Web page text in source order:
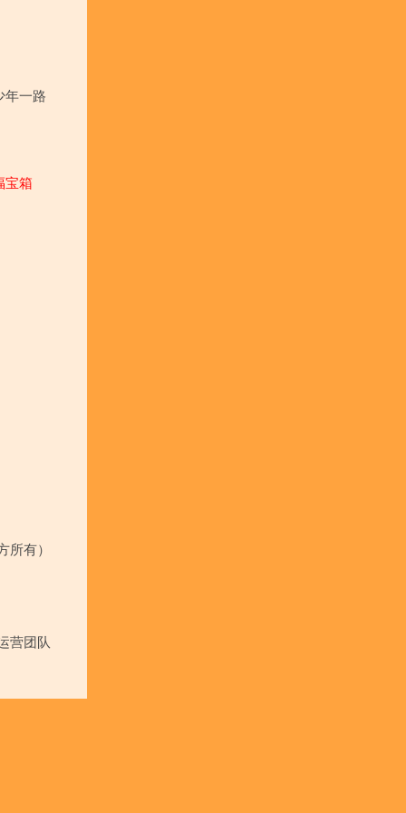
年一路
宝箱
所有）
营团队